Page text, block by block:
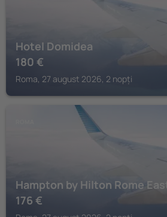
Hotel Domidea
180 €
Roma, 27 august 2026, 2 nopți
Hampton by Hilton Rome East
176 €